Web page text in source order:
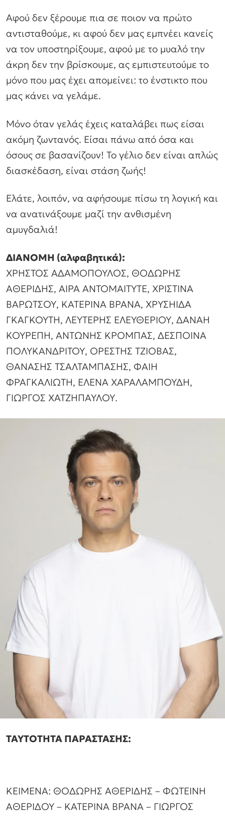
Αφού δεν ξέρουμε πια σε ποιον να πρώτο
αντισταθούμε, κι αφού δεν μας εμπνέει κανείς
να τον υποστηρίξουμε, αφού με το μυαλό την
άκρη δεν την βρίσκουμε, ας εμπιστευτούμε το
μόνο που μας έχει απομείνει: το ένστικτο που
μας κάνει να γελάμε.
Μόνο όταν γελάς έχεις καταλάβει πως είσαι
ακόμη ζωντανός. Είσαι πάνω από όσα και
όσους σε βασανίζουν! Το γέλιο δεν είναι απλώς
διασκέδαση, είναι στάση ζωής!
Ελάτε, λοιπόν, να αφήσουμε πίσω τη λογική και
να ανατινάξουμε μαζί την ανθισμένη
αμυγδαλιά!
ΔΙΑΝΟΜΗ (αλφαβητικά):
ΧΡΗΣΤΟΣ ΑΔΑΜΟΠΟΥΛΟΣ, ΘΟΔΩΡΗΣ
ΑΘΕΡΙΔΗΣ, AIPA ANTOMAITYTE, ΧΡΙΣΤΙΝΑ
ΒΑΡΩΤΣΟΥ, ΚΑΤΕΡΙΝΑ ΒΡΑΝΑ, ΧΡΥΣΗΙΔΑ
ΓΚΑΓΚΟΥΤΗ, ΛΕΥΤΕΡΗΣ ΕΛΕΥΘΕΡΙΟΥ, ΔΑΝΑΗ
ΚΟΥΡΕΠΗ, ΑΝΤΩΝΗΣ ΚΡΟΜΠΑΣ, ΔΕΣΠΟΙΝΑ
ΠΟΛΥΚΑΝΔΡΙΤΟΥ, ΟΡΕΣΤΗΣ ΤΖΙΟΒΑΣ,
ΘΑΝΑΣΗΣ ΤΣΑΛΤΑΜΠΑΣΗΣ, ΦΑΙΗ
ΦΡΑΓΚΑΛΙΩΤΗ, ΕΛΕΝΑ ΧΑΡΑΛΑΜΠΟΥΔΗ,
ΓΙΩΡΓΟΣ ΧΑΤΖΗΠΑΥΛΟΥ.
ΤΑΥΤΟΤΗΤΑ ΠΑΡΑΣΤΑΣΗΣ:
ΚΕΙΜΕΝΑ: ΘΟΔΩΡΗΣ ΑΘΕΡΙΔΗΣ – ΦΩΤΕΙΝΗ
ΑΘΕΡΙΔΟΥ – ΚΑΤΕΡΙΝΑ ΒΡΑΝΑ – ΓΙΩΡΓΟΣ